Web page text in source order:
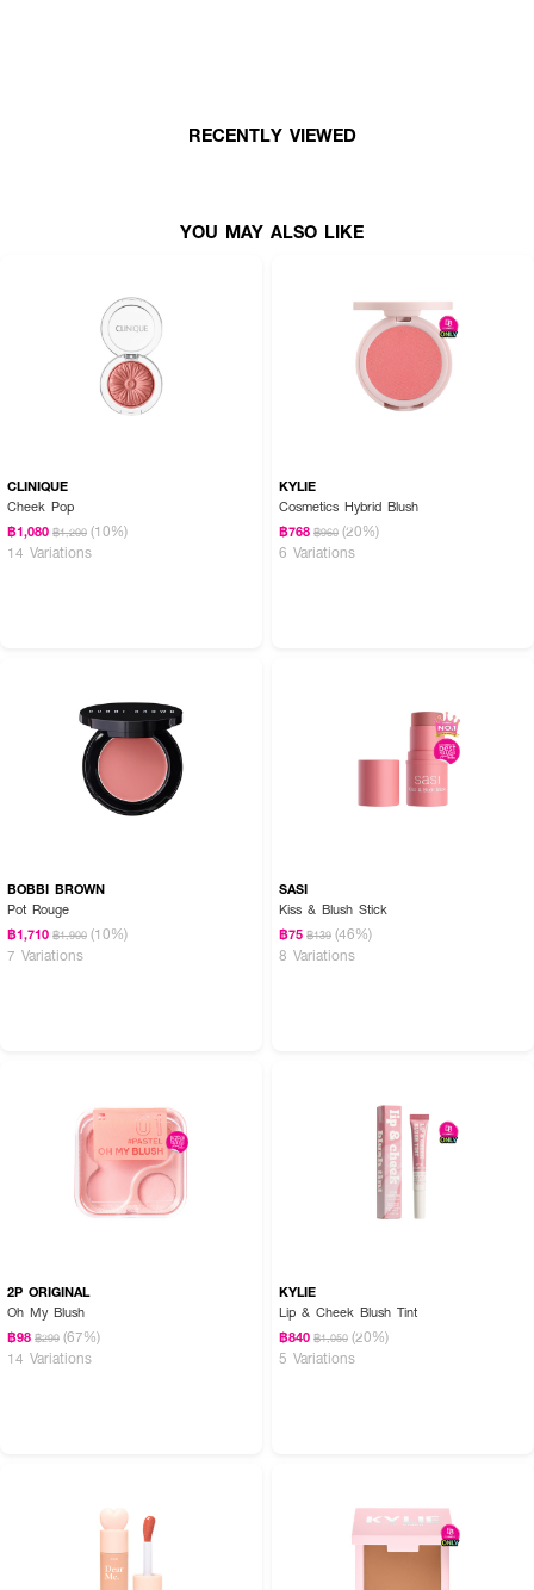
How To Use :
● ใช้แปรงแตะบลัชออนในปริมาณที่พอเหมาะ
● ปัดเบาๆ บริเวณโหนกแก้มหรือตามรูปหน้า
เติมความละมุนและสีสันให้พวงแก้มดูสดใสเป็นธรรมชาติ ดุจฝันในทุกๆ วัน! 🌷☁️
RECENTLY VIEWED
YOU MAY ALSO LIKE
CLINIQUE
Cheek Pop
฿1,080 ฿1,200 (10%)
14 Variations
KYLIE
Cosmetics Hybrid Blush
฿768 ฿960 (20%)
6 Variations
BOBBI BROWN
Pot Rouge
฿1,710 ฿1,900 (10%)
7 Variations
SASI
Kiss & Blush Stick
฿75 ฿139 (46%)
8 Variations
2P ORIGINAL
Oh My Blush
฿98 ฿299 (67%)
14 Variations
KYLIE
Lip & Cheek Blush Tint
฿840 ฿1,050 (20%)
5 Variations